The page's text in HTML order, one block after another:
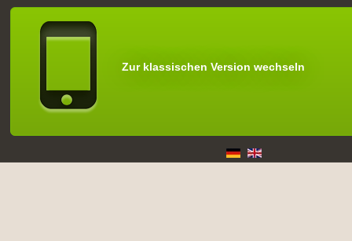
Zur klassischen Version wechseln